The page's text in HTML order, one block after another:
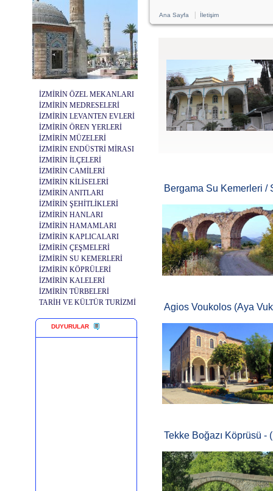
İZMİRİN ÖZEL MEKANLARI
İZMİRİN MEDRESELERİ
İZMİRİN LEVANTEN EVLERİ
İZMİRİN ÖREN YERLERİ
İZMİRİN MÜZELERİ
İZMİRİN ENDÜSTRİ MİRASI
İZMİRİN İLÇELERİ
İZMİRİN CAMİLERİ
İZMİRİN KİLİSELERİ
İZMİRİN ANITLARI
İZMİRİN ŞEHİTLİKLERİ
İZMİRİN HANLARI
İZMİRİN HAMAMLARI
İZMİRİN KAPLICALARI
İZMİRİN ÇEŞMELERİ
İZMİRİN SU KEMERLERİ
İZMİRİN KÖPRÜLERİ
İZMİRİN KALELERİ
İZMİRİN TÜRBELERİ
TARİH VE KÜLTÜR TURİZMİ
DUYURULAR
Ana Sayfa| İletişim
Bergama Su Kemerleri /
Agios Voukolos (Aya
Tekke Boğazı Köprüsü -